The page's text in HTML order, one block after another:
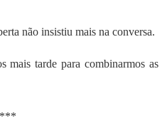
não insistiu mais na conversa.
mais tarde para combinarmos as
***